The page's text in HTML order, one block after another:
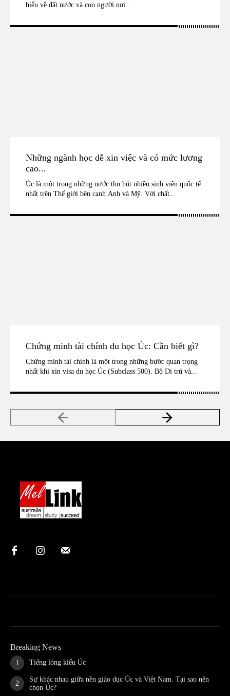
hiểu về đất nước và con người nơi...
Những ngành học dễ xin việc và có mức lương
cao...
Úc là một trong những nước thu hút nhiều sinh viên quốc tế
nhất trên Thế giới bên cạnh Anh và Mỹ. Với chất...
Chứng minh tài chính du học Úc: Cần biết gì?
Chứng minh tài chính là một trong những bước quan trọng
nhất khi xin visa du học Úc (Subclass 500). Bộ Di trú và...
Breaking News
Tiếng lóng kiểu Úc
Sự khác nhau giữa nền giáo dục Úc và Việt Nam. Tại sao nên
chọn Úc?